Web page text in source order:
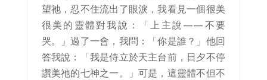
望祂，忍不住流出了眼淚，我看見一個很美
很美的靈體對我說：「上主說——不要
哭。」過了一會，我問：「你是誰？」他回
答我說：「我是侍立於天主台前，日夕不停
讚美祂的七神之一。」可是，這靈體不但不